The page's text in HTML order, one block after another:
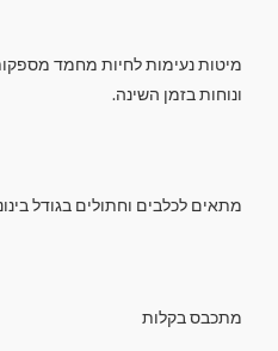
מיטות נעימות לחיות מחמד
ונוחות בזמן השינה.
מתאים לכלבים וחתולים בגודל
מתכבס בקלות